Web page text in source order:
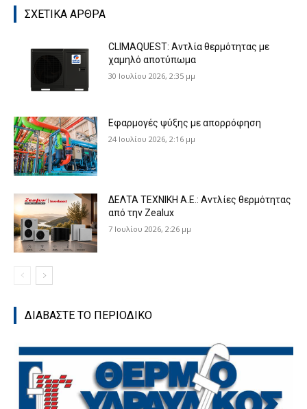
ΣΧΕΤΙΚΑ ΑΡΘΡΑ
CLIMAQUEST: Αντλία θερμότητας με
χαμηλό αποτύπωμα
30 Ιουλίου 2026, 2:35 μμ
Εφαρμογές ψύξης με απορρόφηση
24 Ιουλίου 2026, 2:16 μμ
ΔΕΛΤΑ ΤΕΧΝΙΚΗ Α.Ε.: Αντλίες θερμότητας
από την Zealux
7 Ιουλίου 2026, 2:26 μμ
ΔΙΑΒΑΣΤΕ ΤΟ ΠΕΡΙΟΔΙΚΟ